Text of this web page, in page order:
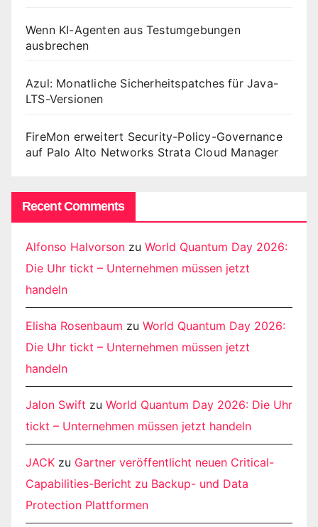
Wenn KI-Agenten aus Testumgebungen
ausbrechen
Azul: Monatliche Sicherheitspatches für Java-
LTS-Versionen
FireMon erweitert Security-Policy-Governance
auf Palo Alto Networks Strata Cloud Manager
Recent Comments
Alfonso Halvorson zu World Quantum Day 2026:
Die Uhr tickt – Unternehmen müssen jetzt
handeln
Elisha Rosenbaum zu World Quantum Day 2026:
Die Uhr tickt – Unternehmen müssen jetzt
handeln
Jalon Swift zu World Quantum Day 2026: Die Uhr
tickt – Unternehmen müssen jetzt handeln
JACK zu Gartner veröffentlicht neuen Critical-
Capabilities-Bericht zu Backup- und Data
Protection Plattformen